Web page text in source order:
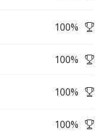
100%
100%
100%
100%